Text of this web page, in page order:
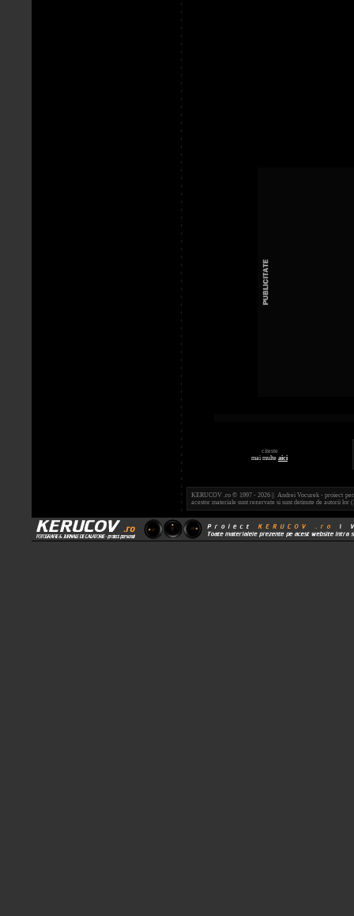
citeste
mai multe aici
KERUCOV .ro © 1997 - 2026 || Andrei Vocurek - proiect
acestor materiale sunt rezervate si sunt detinute de autorii